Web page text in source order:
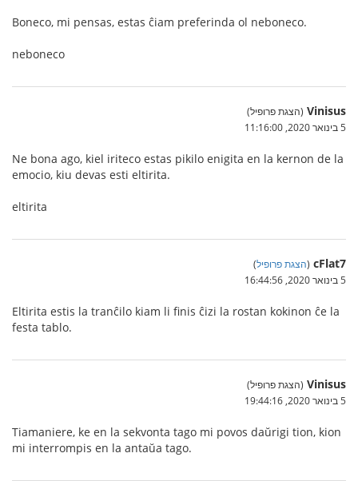
Boneco, mi pensas, estas ĉiam preferinda ol neboneco.
neboneco
Vinisus (הצגת פרופיל)
5 בינואר 2020, 11:16:00
Ne bona ago, kiel iriteco estas pikilo enigita en la kernon de la
emocio, kiu devas esti eltirita.
eltirita
cFlat7
(הצגת פרופיל)
5 בינואר 2020, 16:44:56
Eltirita estis la tranĉilo kiam li finis ĉizi la rostan kokinon ĉe la
festa tablo.
Vinisus (הצגת פרופיל)
5 בינואר 2020, 19:44:16
Tiamaniere, ke en la sekvonta tago mi povos daŭrigi tion, kion
mi interrompis en la antaŭa tago.